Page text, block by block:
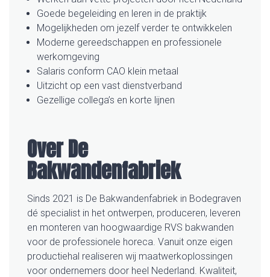
Goede begeleiding en leren in de praktijk
Mogelijkheden om jezelf verder te ontwikkelen
Moderne gereedschappen en professionele
werkomgeving
Salaris conform CAO klein metaal
Uitzicht op een vast dienstverband
Gezellige collega’s en korte lijnen
Over De
Bakwandenfabriek
Sinds 2021 is De Bakwandenfabriek in Bodegraven
dé specialist in het ontwerpen, produceren, leveren
en monteren van hoogwaardige RVS bakwanden
voor de professionele horeca. Vanuit onze eigen
productiehal realiseren wij maatwerkoplossingen
voor ondernemers door heel Nederland. Kwaliteit,